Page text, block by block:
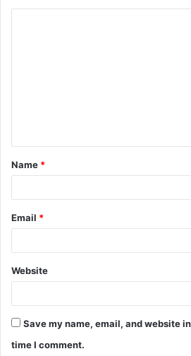
t
*
Name *
Email *
Website
Save my name, email, and website
time I comment.